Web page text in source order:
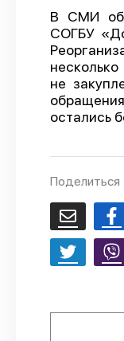
В СМИ
СОГБУ
не
остались
Поделиться